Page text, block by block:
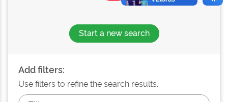
Start a new search
Add filters:
Use filters to refine the search results.